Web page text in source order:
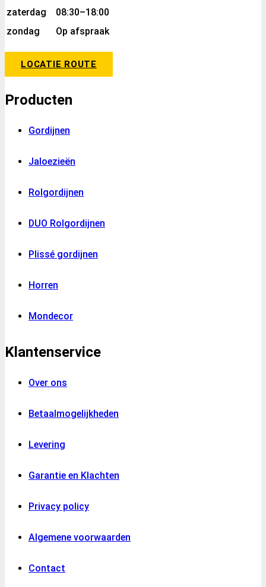
zaterdag
08:30–18:00
zondag
Op afspraak
LOCATIE ROUTE
Producten
Gordijnen
Jaloezieën
Rolgordijnen
DUO Rolgordijnen
Plissé gordijnen
Horren
Mondecor
Klantenservice
Over ons
Betaalmogelijkheden
Levering
Garantie en Klachten
Privacy policy
Algemene voorwaarden
Contact